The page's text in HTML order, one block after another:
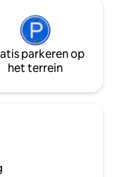
parkeren op
het terrein